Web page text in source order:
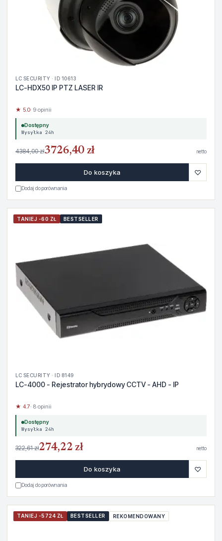
LC SECURITY · ID 10613
LC-HDX50 IP PTZ LASER IR
★ 5.0· 9 opinii
Dostępny
Wysyłka 24h
4384,00 zł3726,40 zł netto
Do koszyka ♡
Dodaj do porównania
TANIEJ -60 ZŁ BESTSELLER
LC SECURITY · ID 8149
LC-4000 - Rejestrator hybrydowy CCTV - AHD - IP
★ 4.7· 8 opinii
Dostępny
Wysyłka 24h
322,61 zł274,22 zł netto
Do koszyka ♡
Dodaj do porównania
TANIEJ -5724 ZŁ BESTSELLER REKOMENDOWANY